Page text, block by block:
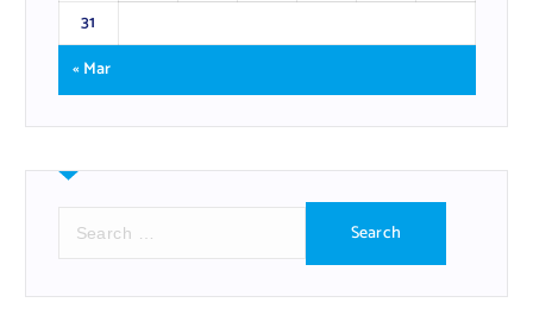
31
« Mar
r